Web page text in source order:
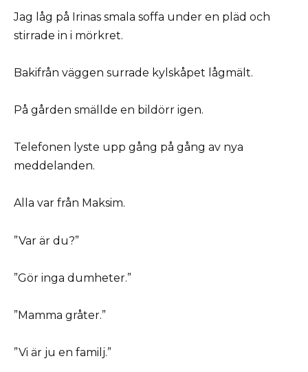
Jag låg på Irinas smala soffa under en pläd och
stirrade in i mörkret.
Bakifrån väggen surrade kylskåpet lågmält.
På gården smällde en bildörr igen.
Telefonen lyste upp gång på gång av nya
meddelanden.
Alla var från Maksim.
”Var är du?”
”Gör inga dumheter.”
”Mamma gråter.”
”Vi är ju en familj.”